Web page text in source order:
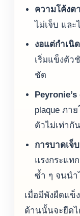
ความโค้งต
ไม่เจ็บ และ
งอแต่กำเนิ
เริ่มแข็งตัว
ชัด
plaque ภา
ตัวไม่เท่า
การบาดเจ็
แรงกระแท
ซ้ำ ๆ จนนำ
เมื่อมีพังผืดแข็
ด้านนั้นจะยืด